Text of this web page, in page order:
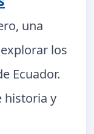
una
los
Ecuador.
historia y